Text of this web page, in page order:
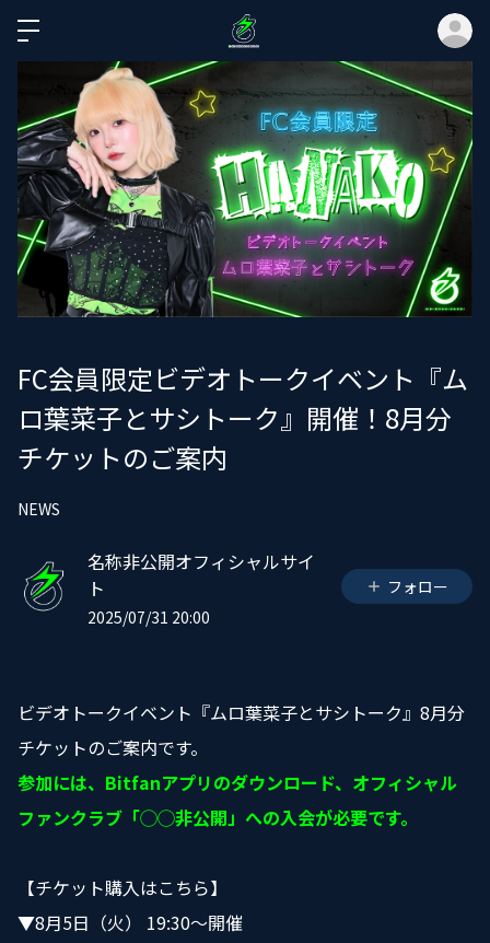
FC会員限定ビデオトークイベント『ム
ロ葉菜子とサシトーク』開催！8月分
チケットのご案内
NEWS
名称非公開オフィシャルサイ
ト
2025/07/31 20:00
フォロー
ビデオトークイベント『ムロ葉菜子とサシトーク』8月分
チケットのご案内です。
参加には、Bitfanアプリのダウンロード、オフィシャル
ファンクラブ「◯◯非公開」への入会が必要です。
【チケット購入はこちら】
▼8月5日（火） 19:30～開催